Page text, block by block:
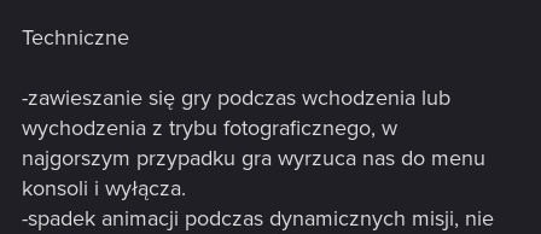
Techniczne
-zawieszanie się gry podczas wchodzenia lub
wychodzenia z trybu fotograficznego, w
najgorszym przypadku gra wyrzuca nas do menu
konsoli i wyłącza.
-spadek animacji podczas dynamicznych misji, nie